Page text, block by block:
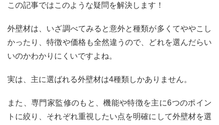
この記事ではこのような疑問を解決します！
外壁材は、いざ調べてみると意外と種類が多くてややこし
かったり、特徴や価格も全然違うので、どれを選んだらい
いのかわかりにくいですよね。
実は、主に選ばれる外壁材は4種類しかありません。
また、専門家監修のもと、機能や特徴を主に6つのポイン
トに絞り、それぞれ重視したい点を明確にして外壁材を選